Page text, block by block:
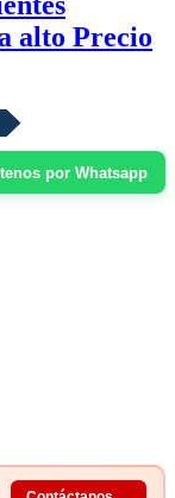
alto Precio
por Whatsapp